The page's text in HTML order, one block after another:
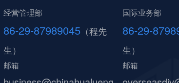
国际业务部
86-29-
生）
邮箱
经营管理部
86-29-87989045 （程先
生）
邮箱